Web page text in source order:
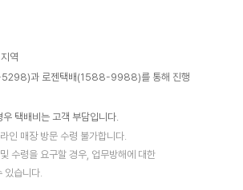
역
5298)과 로젠택배(1588-9988)를 통해 진행
택배비는 고객 부담입니다.
인 매장 방문 수령 불가합니다.
수령을 요구할 경우, 업무방해에 대한
있습니다.